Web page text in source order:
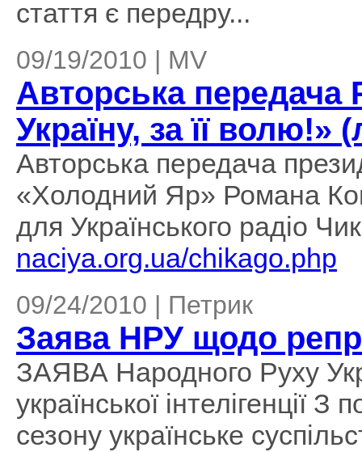
стаття є передру...
09/19/2010 | MV
Авторська передача
Україну, за її волю!»
Авторська передача
«Холодний Яр» Романа
для Українського радіо
naciya.org.ua/chikago.php
09/24/2010 | Петрик
Заява НРУ щодо
ЗАЯВА Народного Руху
української інтелігенції
сезону українське